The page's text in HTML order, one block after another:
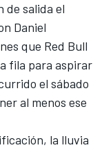
de salida el
Daniel
que Red Bull
fila para aspirar
el sábado
al menos ese
la lluvia